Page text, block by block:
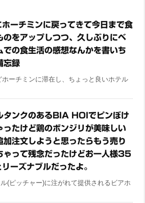
ーチミンに戻ってきて今日まで食
のをアップしつつ、久しぶりにベ
での食生活の感想なんかを書いち
忘録
ーチミンに滞在し、ちょっと良いホテル
タンクのあるBIA HOIでピンぼけ
ったけど鶏のボンジリが美味しい
加注文しようと思ったらもう売り
ゃって残念だったけどお一人様35
ーズナブルだったよ。
(ピッチャー)に注がれて提供されるビアホ